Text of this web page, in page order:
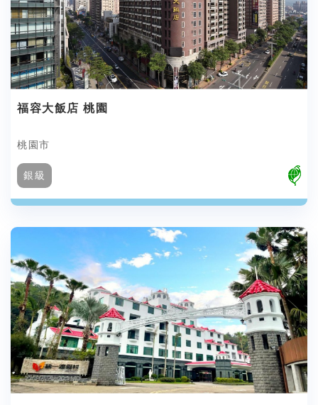
福容大飯店 桃園
桃園市
銀級